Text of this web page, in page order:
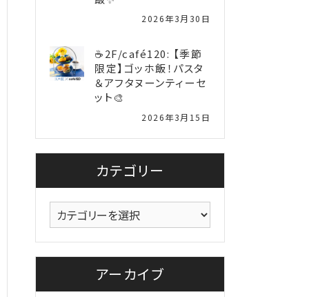
2026年3月30日
☕2F/café120: 【季節
限定】ゴッホ飯！パスタ
＆アフタヌーンティーセ
ット🎨
2026年3月15日
カテゴリー
カ
テ
ゴ
アーカイブ